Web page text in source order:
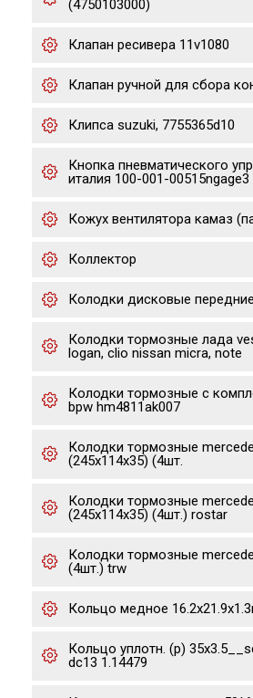
(4750103000)
Клапан ресивера 11v1080
Клапан ручной для сбора
Клипса suzuki, 7755365d10
Кнопка пневматического
италия 100-001-00515ngage3
Кожух вентилятора камаз
Коллектор
Колодки дисковые
Колодки тормозные лада
logan, clio nissan micra, note
Колодки тормозные с
bpw hm4811ak007
Колодки тормозные
(245x114x35) (4шт.
Колодки тормозные
(245x114x35) (4шт.) rostar
Колодки тормозные
(4шт.) trw
Кольцо медное
Кольцо уплотн. (р)
dc13 1.14479